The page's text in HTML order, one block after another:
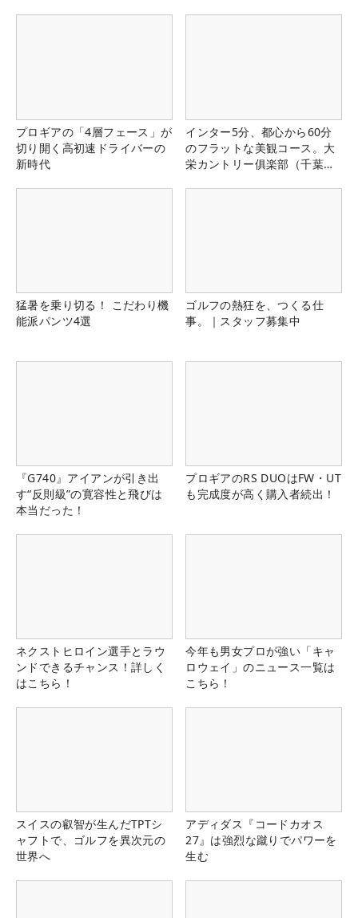
プロギアの「4層フェース」が
切り開く高初速ドライバーの
新時代
インター5分、都心から60分
のフラットな美観コース。大
栄カントリー俱楽部（千葉
猛暑を乗り切る！ こだわり機
能派パンツ4選
ゴルフの熱狂を、つくる仕
事。｜スタッフ募集中
『G740』アイアンが引き出
す“反則級”の寛容性と飛びは
本当だった！
プロギアのRS DUOはFW・UT
も完成度が高く購入者続出！
ネクストヒロイン選手とラウ
ンドできるチャンス！詳しく
はこちら！
今年も男女プロが強い「キャ
ロウェイ」のニュース一覧は
こちら！
スイスの叡智が生んだTPTシ
ャフトで、ゴルフを異次元の
世界へ
アディダス『コードカオス
27』は強烈な蹴りでパワーを
生む